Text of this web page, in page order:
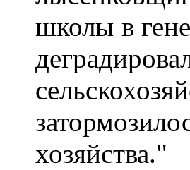
школы в
хозяйства."